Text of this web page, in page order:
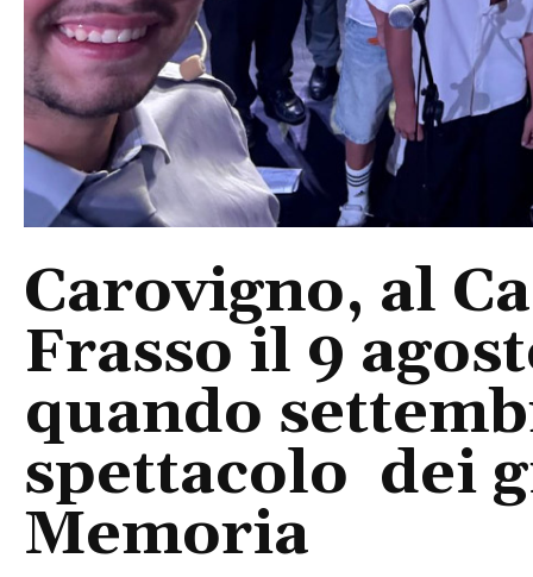
Carovigno, al
Frasso il 9
quando
spettacolo dei
Memoria